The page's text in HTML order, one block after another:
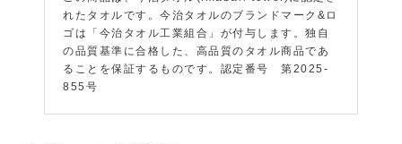
れたタオルです。今治タオルのブランドマーク&ロ
ゴは「今治タオル工業組合」が付与します。独自
の品質基準に合格した、高品質のタオル商品であ
ることを保証するものです。認定番号 第2025-
855号